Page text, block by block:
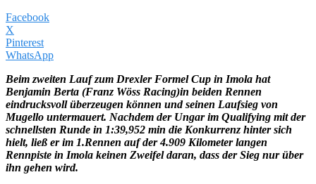
Facebook
X
Pinterest
WhatsApp
Beim zweiten Lauf zum Drexler Formel Cup in Imola hat
Benjamin Berta (Franz Wöss Racing)in beiden Rennen
eindrucksvoll überzeugen können und seinen Laufsieg von
Mugello untermauert. Nachdem der Ungar im Qualifying mit der
schnellsten Runde in 1:39,952 min die Konkurrenz hinter sich
hielt, ließ er im 1.Rennen auf der 4.909 Kilometer langen
Rennpiste in Imola keinen Zweifel daran, dass der Sieg nur über
ihn gehen wird.